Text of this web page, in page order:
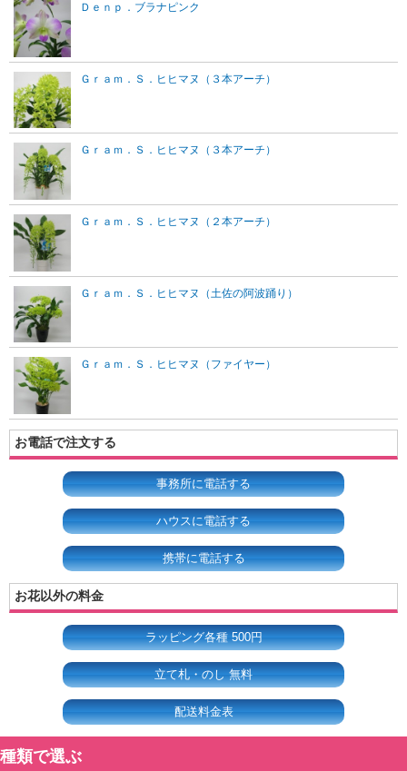
Ｄｅｎｐ．ブラナピンク
Ｇｒａｍ．Ｓ．ヒヒマヌ（３本アーチ）
Ｇｒａｍ．Ｓ．ヒヒマヌ（３本アーチ）
Ｇｒａｍ．Ｓ．ヒヒマヌ（２本アーチ）
Ｇｒａｍ．Ｓ．ヒヒマヌ（土佐の阿波踊り）
Ｇｒａｍ．Ｓ．ヒヒマヌ（ファイヤー）
お電話で注文する
事務所に電話する
ハウスに電話する
携帯に電話する
お花以外の料金
ラッピング各種 500円
立て札・のし 無料
配送料金表
種類で選ぶ